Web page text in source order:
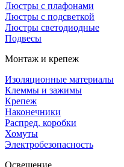
Люстры с плафонами
Люстры с подсветкой
Люстры светодиодные
Подвесы
Монтаж и крепеж
Изоляционные материалы
Клеммы и зажимы
Крепеж
Наконечники
Распред. коробки
Хомуты
Электробезопасность
Освещение